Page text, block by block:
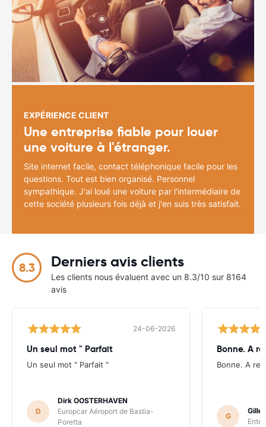
EXPÉRIENCE CLIENT
Une entreprise fiable pour louer
une voiture à l'étranger.
Site internet facile, contact téléphonique facile pour les
questions. Tout est bien organisé. Personnel
sympathique. J'ai loué une voiture par l'intermédiaire de
cette société plusieurs fois déjà et j'en suis très satisfait.
8.3 Derniers avis clients
Les clients nous évaluent avec un 8.3/10 sur 8164
avis
24-06-2026
Un seul mot " Parfait
Un seul mot " Parfait "
D
Dirk OOSTERHAVEN
Europcar Aéroport de Bastia-
Poretta
Bonne. A
Bonne. A
G